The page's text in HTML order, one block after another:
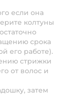
если она
колтуны
срока
его работе).
стрижки
от волос и
затем